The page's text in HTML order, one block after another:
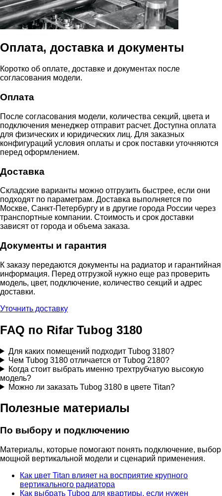
Оплата, доставка и документы
Коротко об оплате, доставке и документах после
согласования модели.
Оплата
После согласования модели, количества секций, цвета и
подключения менеджер отправит расчет. Доступна оплата
для физических и юридических лиц. Для заказных
конфигураций условия оплаты и срок поставки уточняются
перед оформлением.
Доставка
Складские варианты можно отгрузить быстрее, если они
подходят по параметрам. Доставка выполняется по
Москве, Санкт-Петербургу и в другие города России через
транспортные компании. Стоимость и срок доставки
зависят от города и объема заказа.
Документы и гарантия
К заказу передаются документы на радиатор и гарантийная
информация. Перед отгрузкой нужно еще раз проверить
модель, цвет, подключение, количество секций и адрес
доставки.
Уточнить доставку
FAQ по Rifar Tubog 3180
Для каких помещений подходит Tubog 3180?
Чем Tubog 3180 отличается от Tubog 2180?
Когда стоит выбрать именно трехтрубчатую высокую
модель?
Можно ли заказать Tubog 3180 в цвете Titan?
Полезные материалы
По выбору и подключению
Материалы, которые помогают понять подключение, выбор
мощной вертикальной модели и сценарий применения.
Как цвет Titan влияет на восприятие крупного
вертикального радиатора
Как выбрать Tubog для квартиры, если нужен